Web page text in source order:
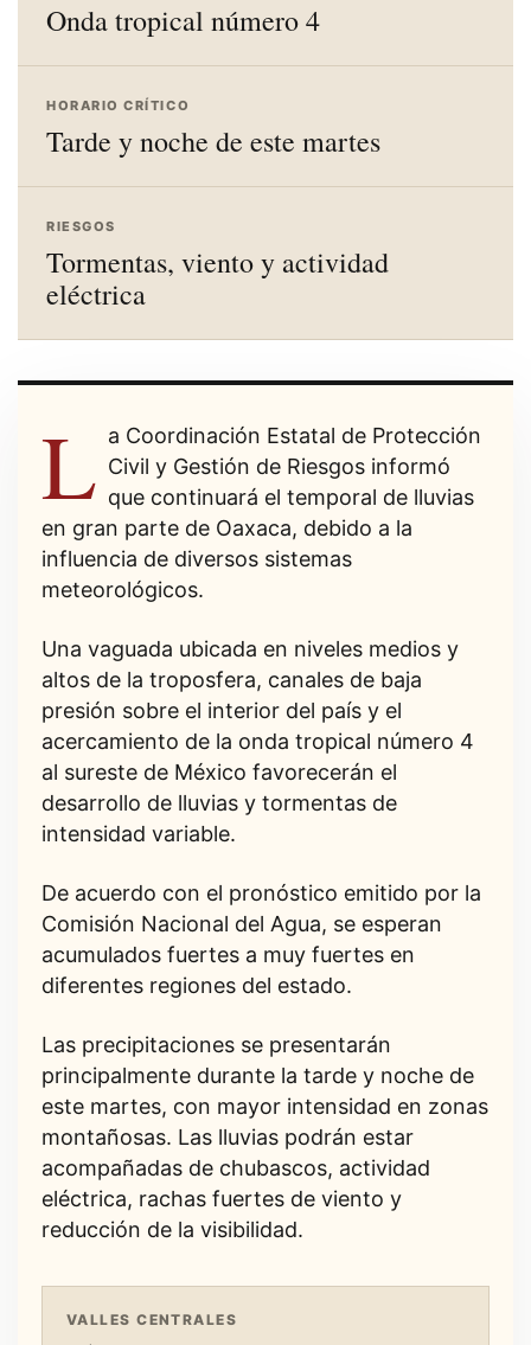
Onda tropical número 4
HORARIO CRÍTICO
Tarde y noche de este martes
RIESGOS
Tormentas, viento y actividad
eléctrica
L a Coordinación Estatal de Protección
Civil y Gestión de Riesgos informó
que continuará el temporal de lluvias
en gran parte de Oaxaca, debido a la
influencia de diversos sistemas
meteorológicos.
Una vaguada ubicada en niveles medios y
altos de la troposfera, canales de baja
presión sobre el interior del país y el
acercamiento de la onda tropical número 4
al sureste de México favorecerán el
desarrollo de lluvias y tormentas de
intensidad variable.
De acuerdo con el pronóstico emitido por la
Comisión Nacional del Agua, se esperan
acumulados fuertes a muy fuertes en
diferentes regiones del estado.
Las precipitaciones se presentarán
principalmente durante la tarde y noche de
este martes, con mayor intensidad en zonas
montañosas. Las lluvias podrán estar
acompañadas de chubascos, actividad
eléctrica, rachas fuertes de viento y
reducción de la visibilidad.
VALLES CENTRALES